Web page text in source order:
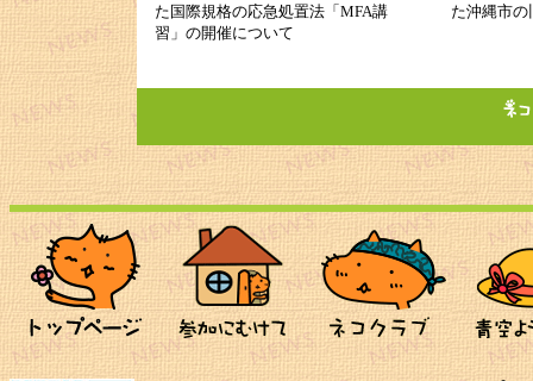
た国際規格の応急処置法「MFA講
習」の開催について
た沖縄市